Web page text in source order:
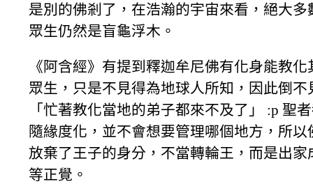
是別的佛剎了，在浩瀚的宇宙來看，絕大多
眾生仍然是盲龜浮木。
《阿含經》有提到釋迦牟尼佛有化身能教化
眾生，只是不見得為地球人所知，因此倒不
「忙著教化當地的弟子都來不及了」 :p 聖
隨緣度化，並不會想要管理哪個地方，所以
放棄了王子的身分，不當轉輪王，而是出家
等正覺。